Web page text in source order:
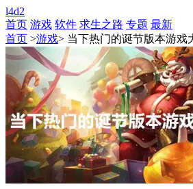
l4d2
首页 游戏 软件 求生之路 专题 最新
首页 >游戏> 当下热门的诞节版本游戏